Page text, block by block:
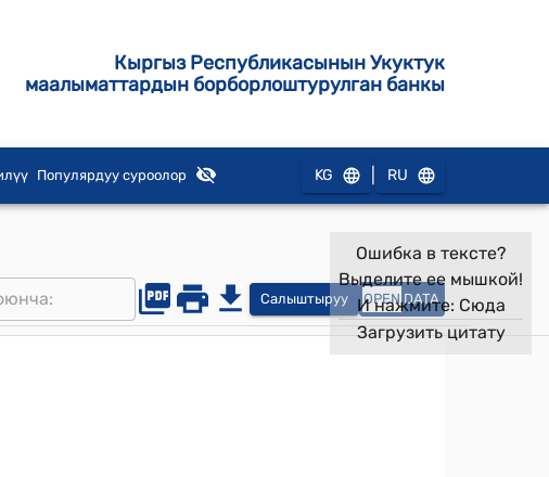
Кыргыз Республикасынын Укуктук
маалыматтардын борборлоштурулган банкы
Популярдуу суроолор KG RU
Салыштыруу OPEN DATA
Ошибка в тексте?
Выделите ее мышкой!
И нажмите: Сюда
Загрузить цитату